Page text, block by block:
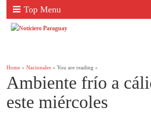
Top Menu
Home »Nacionales » You are reading »
Ambiente frío a
este miércoles